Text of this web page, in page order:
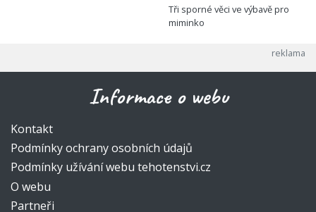
Tři sporné věci ve výbavě pro
miminko
Informace o webu
Kontakt
Podmínky ochrany osobních údajů
Podmínky užívání webu tehotenstvi.cz
O webu
Partneři